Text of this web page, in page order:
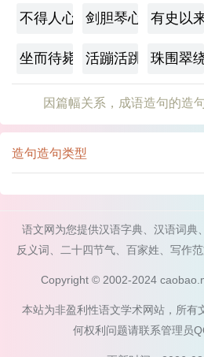
不得人心 剑胆琴心 有史以来
坐而待毙 活蹦活跳 珠围翠绕
因篇幅关系，成语造句的造
造句造句类型
语文网为您提供汉语字典、汉语词典
反义词、二十四节气、百家姓、写作
Copyright © 2002-2024
本站为非盈利性语文学术网站，所有
何权利问题请联系管理员